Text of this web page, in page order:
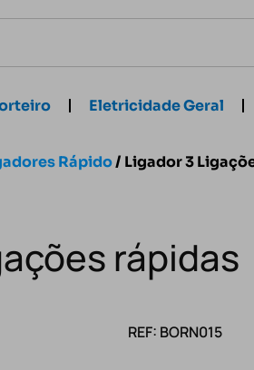
Eletricidade Geral
Rápido/ Ligador 3
rápidas
REF: BORN015